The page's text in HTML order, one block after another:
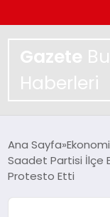
Gazete
Haberleri
SPOR
Ana Sayfa Ekonomi
Saadet Partisi İlçe
Protesto Etti